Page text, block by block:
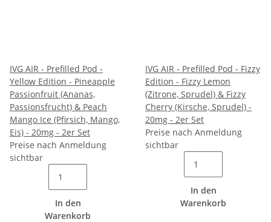
IVG AIR - Prefilled Pod -
Yellow Edition - Pineapple
Passionfruit (Ananas,
Passionsfrucht) & Peach
Mango Ice (Pfirsich, Mango,
Eis) - 20mg - 2er Set
Preise nach Anmeldung
sichtbar
In den
Warenkorb
IVG AIR - Prefilled Pod - Fizzy
Edition - Fizzy Lemon
(Zitrone, Sprudel) & Fizzy
Cherry (Kirsche, Sprudel) -
20mg - 2er Set
Preise nach Anmeldung
sichtbar
In den
Warenkorb